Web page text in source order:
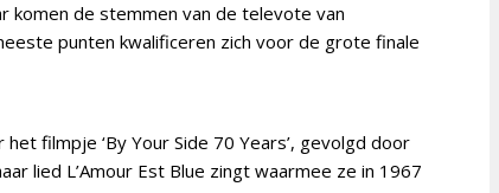
komen de stemmen van de televote van
punten kwalificeren zich voor de grote finale
filmpje ‘By Your Side 70 Years’, gevolgd door
lied L’Amour Est Blue zingt waarmee ze in 1967